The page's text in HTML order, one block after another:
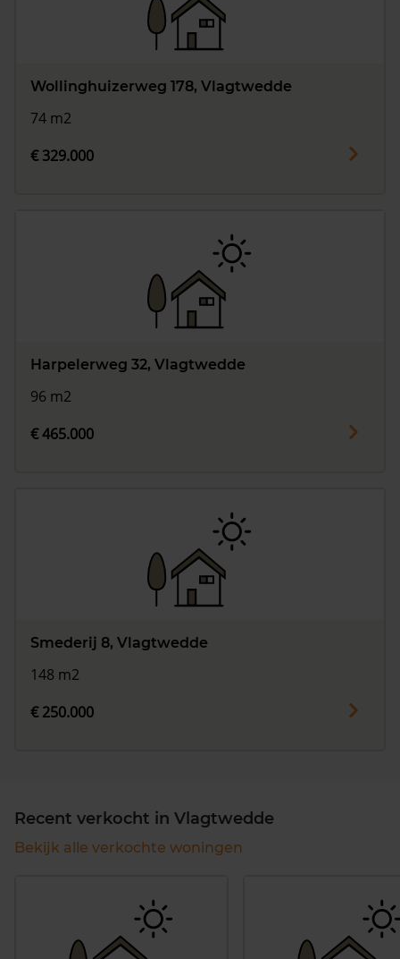
Wollinghuizerweg 178, Vlagtwedde
74 m2
€ 329.000
Harpelerweg 32, Vlagtwedde
96 m2
€ 465.000
Smederij 8, Vlagtwedde
148 m2
€ 250.000
Recent verkocht in Vlagtwedde
Bekijk alle verkochte woningen